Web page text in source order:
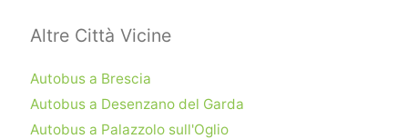
Altre Città Vicine
Autobus a Brescia
Autobus a Desenzano del Garda
Autobus a Palazzolo sull'Oglio